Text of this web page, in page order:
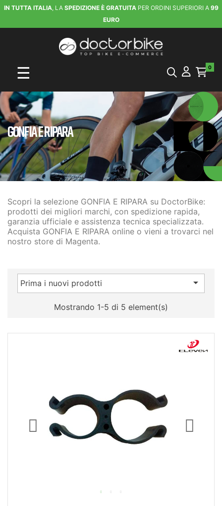
IN TUTTA ITALIA, LA SPEDIZIONE È GRATUITAPER ORDINI SUPERIORI A 99
EURO
navigazione Toggle
☰ 0
GONFIA E RIPARA
Scopri la selezione GONFIA E RIPARA su DoctorBike:
prodotti dei migliori marchi, con spedizione rapida,
garanzia ufficiale e assistenza tecnica specializzata.
Acquista GONFIA E RIPARA online o vieni a trovarci nel
nostro store di Magenta.
Prima i nuovi prodotti 
Mostrando 1-5 di 5 element(s)